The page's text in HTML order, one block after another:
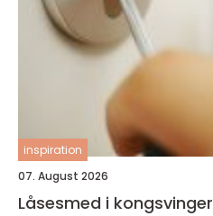
inspiration
07. August 2026
Låsesmed i kongsvinger trygg sikring av